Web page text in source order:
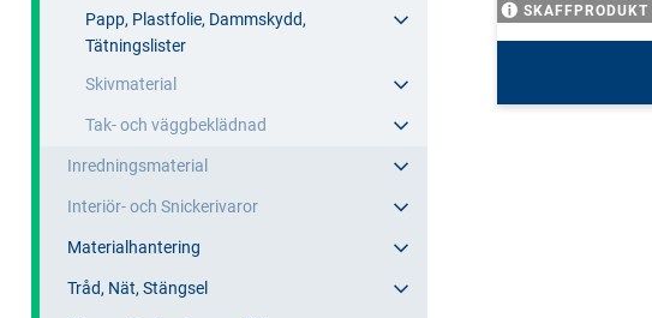
Papp, Plastfolie, Dammskydd,
Tätningslister
Skivmaterial
Tak- och väggbeklädnad
Inredningsmaterial
Interiör- och Snickerivaror
Materialhantering
Tråd, Nät, Stängsel
SKAFFPRODUKT